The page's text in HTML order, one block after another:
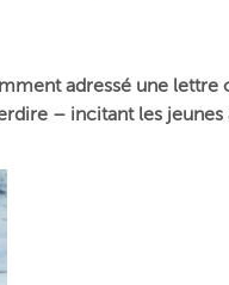
adressé une
– incitant les